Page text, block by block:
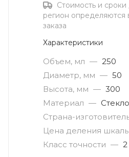
Стоимость и
регион определяются
заказа
Характеристики
Объем, мл — 250
Диаметр, мм — 50
Высота, мм — 300
Материал — Стекло
Страна-
Цена деления
Класс точности — 2